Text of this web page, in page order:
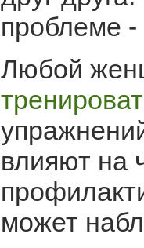
проблеме -
Любой
влияют на
может